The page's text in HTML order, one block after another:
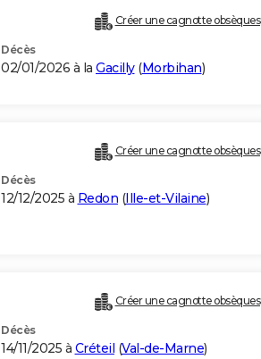
Créer une cagnotte obsèques
Décès
02/01/2026 à la Gacilly(Morbihan)
Créer une cagnotte obsèques
Décès
12/12/2025 à Redon (Ille-et-Vilaine)
Créer une cagnotte obsèques
Décès
14/11/2025 à Créteil (Val-de-Marne)